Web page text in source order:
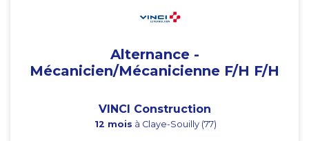
Alternance -
Mécanicien/Mécanicienne F/H F/H
VINCI Construction
12 mois à Claye-Souilly (77)